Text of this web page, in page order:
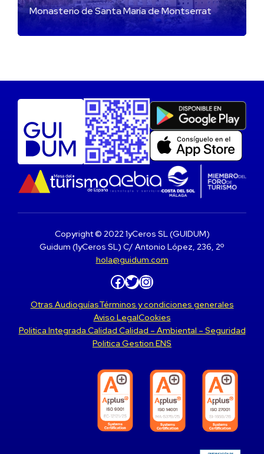
Monasterio de Santa María de Montserrat
Copyright © 2022 1yCeros SL (GUIDUM)
Guidum (1yCeros SL) C/ Antonio López, 236, 2º
hola@guidum.com
Facebook Twitter Instagram
Otras AudioguíasTérminos y condiciones generales
Aviso LegalCookies
Politica Integrada Calidad Calidad – Ambiental – Seguridad
Politica Gestion ENS